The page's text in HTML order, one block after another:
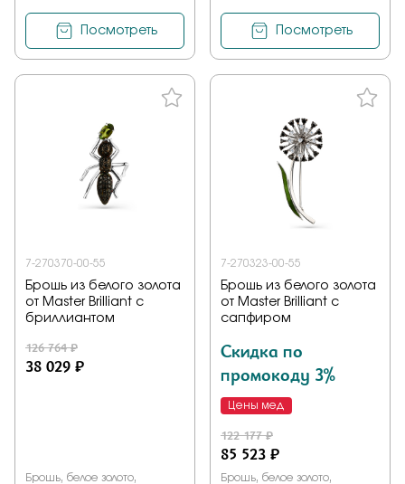
Посмотреть Посмотреть
7-270370-00-55
Брошь из белого золота
от Master Brilliant с
бриллиантом
126 764 ₽
38 029 ₽
Брошь, белое золото,
7-270323-00-55
Брошь из белого золота
от Master Brilliant с
сапфиром
Скидка по
промокоду 3%
Цены мед
122 177 ₽
85 523 ₽
Брошь, белое золото,